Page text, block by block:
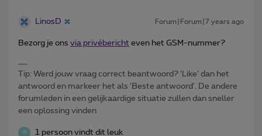
LinosD Forum|Forum|7 years ago
Bezorg je ons via privébericht even het GSM-nummer?
Tip: Werd jouw vraag correct beantwoord? ‘Like’ dan het
antwoord en markeer het als 'Beste antwoord'. De andere
forumleden in een gelijkaardige situatie zullen dan sneller
een oplossing vinden
W 1 persoon vindt dit leuk